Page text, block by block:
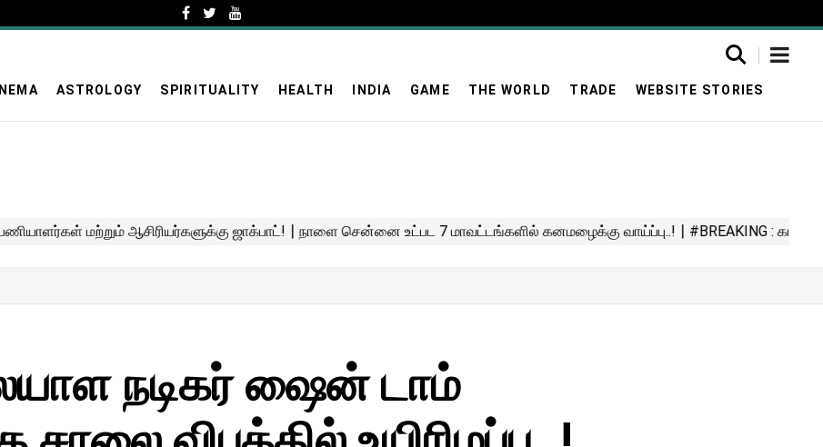
ASTROLOGY SPIRITUALITY HEALTH INDIA GAME THE WORLD TRADE WEBSITE STORIES
நடிகர் ஷைன் டாம்